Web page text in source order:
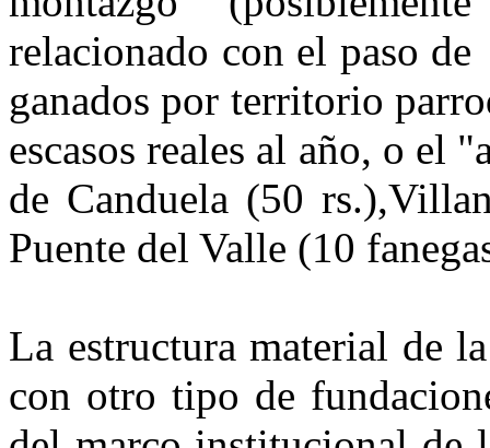
relacionado con el paso de
ganados por territorio
escasos reales al año, o el
de Canduela (50
Puente del Valle (10
La estructura material de
con otro tipo de